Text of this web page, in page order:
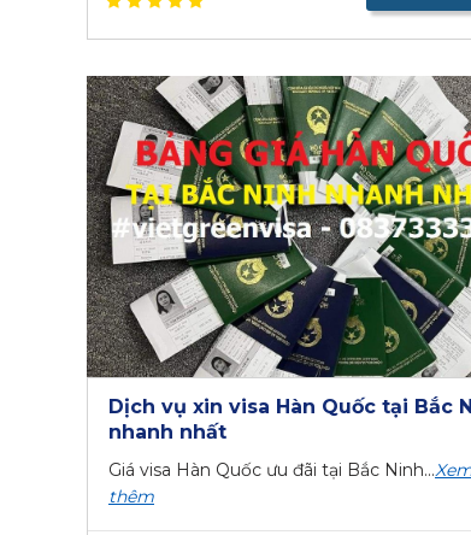
Dịch vụ xin visa Hàn Quốc tại Bắc
nhanh nhất
Giá visa Hàn Quốc ưu đãi tại Bắc Ninh...
thêm